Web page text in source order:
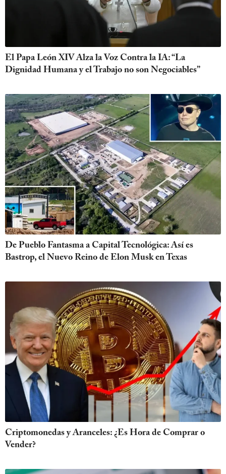
El Papa León XIV Alza la Voz Contra la IA: “La
Dignidad Humana y el Trabajo no son Negociables”
De Pueblo Fantasma a Capital Tecnológica: Así es
Bastrop, el Nuevo Reino de Elon Musk en Texas
Criptomonedas y Aranceles: ¿Es Hora de Comprar o
Vender?